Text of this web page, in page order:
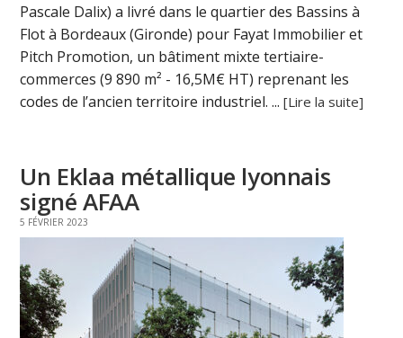
Pascale Dalix) a livré dans le quartier des Bassins à
Flot à Bordeaux (Gironde) pour Fayat Immobilier et
Pitch Promotion, un bâtiment mixte tertiaire-
commerces (9 890 m² - 16,5M€ HT) reprenant les
codes de l’ancien territoire industriel. ...[Lire la suite]
Un Eklaa métallique lyonnais
signé AFAA
5 FÉVRIER 2023